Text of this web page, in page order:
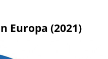
Europa (2021)